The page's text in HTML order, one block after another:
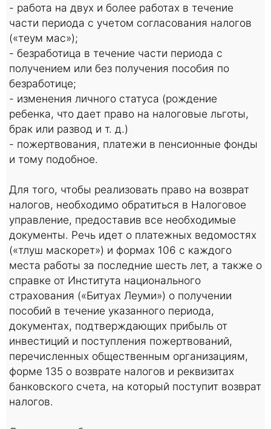
- работа на двух и более работах в течение
части периода с учетом согласования налогов
(«теум мас»);
- безработица в течение части периода с
получением или без получения пособия по
безработице;
- изменения личного статуса (рождение
ребенка, что дает право на налоговые льготы,
брак или развод и т. д.)
- пожертвования, платежи в пенсионные фонды
и тому подобное.
Для того, чтобы реализовать право на возврат
налогов, необходимо обратиться в Налоговое
управление, предоставив все необходимые
документы. Речь идет о платежных ведомостях
(«тлуш маскорет») и формах 106 с каждого
места работы за последние шесть лет, а также о
справке от Института национального
страхования («Битуах Леуми») о получении
пособий в течение указанного периода,
документах, подтверждающих прибыль от
инвестиций и поступления пожертвований,
перечисленных общественным организациям,
форме 135 о возврате налогов и реквизитах
банковского счета, на который поступит возврат
налогов.